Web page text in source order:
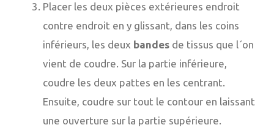
Placer les deux pièces extérieures endroit
contre endroit en y glissant, dans les coins
inférieurs, les deux bandes de tissus que l´on
vient de coudre. Sur la partie inférieure,
coudre les deux pattes en les centrant.
Ensuite, coudre sur tout le contour en laissant
une ouverture sur la partie supérieure.